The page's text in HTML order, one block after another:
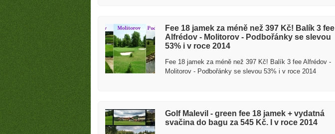
Fee 18 jamek za méně než 397 Kč! Balík 3 fee
Alfrédov - Molitorov - Podbořánky se slevou
53% i v roce 2014
Fee 18 jamek za méně než 397 Kč! Balík 3 fee Alfrédov -
Molitorov - Podbořánky se slevou 53% i v roce 2014
Golf Malevil - green fee 18 jamek + vydatná
svačina do bagu za 545 Kč. I v roce 2014